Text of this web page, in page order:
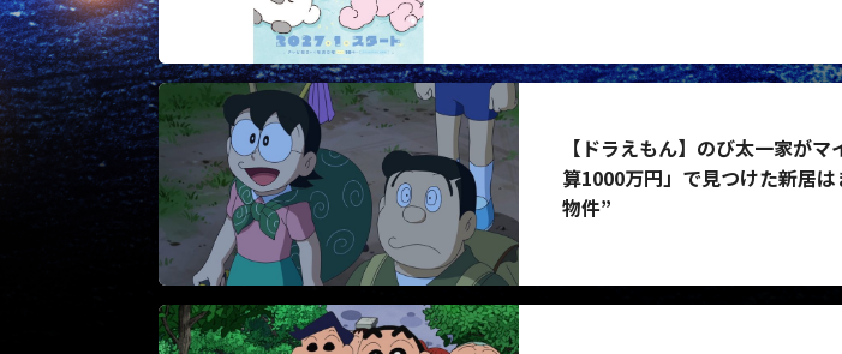
【ドラえもん】のび太一家が
算1000万円」で見つけた新居
物件”